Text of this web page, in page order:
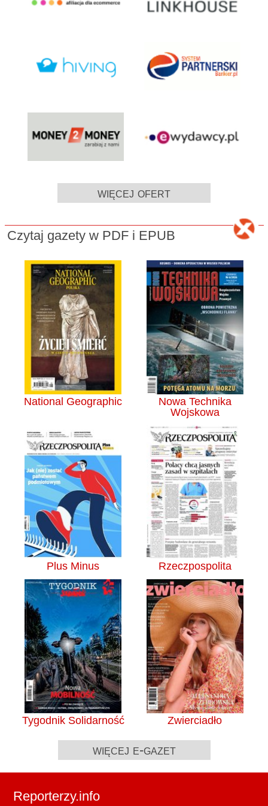
więcej ofert
Czytaj gazety w PDF i EPUB
National Geographic
Nowa Technika
Wojskowa
Plus Minus Rzeczpospolita
Tygodnik Solidarność Zwierciadło
więcej e-gazet
Reporterzy.info